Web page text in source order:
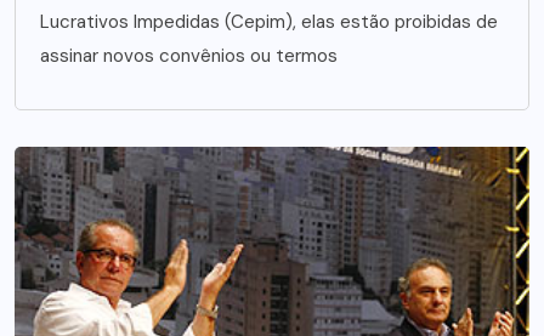
Lucrativos Impedidas (Cepim), elas estão proibidas de
assinar novos convênios ou termos